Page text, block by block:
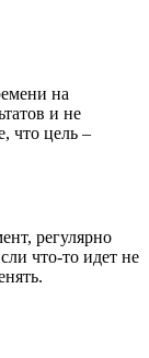
на
и не
что цель –
регулярно
что-то идет не